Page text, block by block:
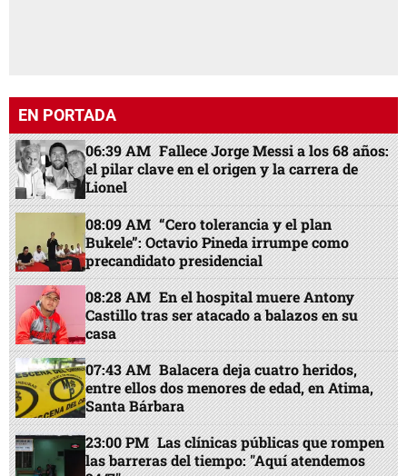
EN PORTADA
06:39 AM Fallece Jorge Messi a los 68 años:
el pilar clave en el origen y la carrera de
Lionel
08:09 AM “Cero tolerancia y el plan
Bukele”: Octavio Pineda irrumpe como
precandidato presidencial
08:28 AM En el hospital muere Antony
Castillo tras ser atacado a balazos en su
casa
07:43 AM Balacera deja cuatro heridos,
entre ellos dos menores de edad, en Atima,
Santa Bárbara
23:00 PM Las clínicas públicas que rompen
las barreras del tiempo: "Aquí atendemos